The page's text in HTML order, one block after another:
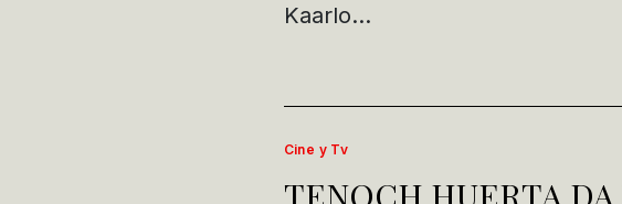
Kaarlo…
Cine y Tv
TENOCH HUERTA DA